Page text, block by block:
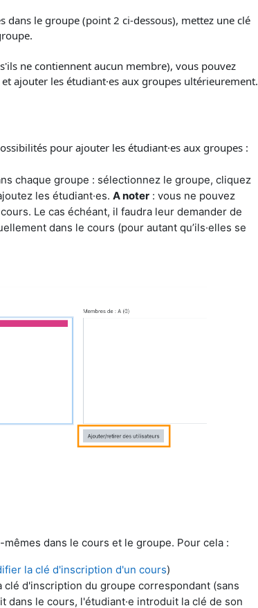
dans le groupe (point 2 ci-dessous), mettez une clé
ne contiennent aucun membre), vous pouvez
ajouter les étudiant·es aux groupes ultérieurement.
pour ajouter les étudiant·es aux groupes :
chaque groupe : sélectionnez le groupe, cliquez
les étudiant·es. A noter: vous ne pouvez
Le cas échéant, il faudra leur demander de
dans le cours (pour autant qu’ils·elles se
dans le cours et le groupe. Pour cela :
la clé d'inscription d'un cours)
d'inscription du groupe correspondant (sans
dans le cours, l'étudiant·e introduit la clé de son